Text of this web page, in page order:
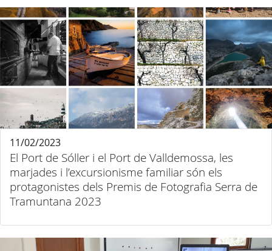
El Port de Sóller i el Port de Valldemossa, les
marjades i l’excursionisme familiar són els
protagonistes dels Premis de Fotografia Serra de
Tramuntana 2023
11/02/2023